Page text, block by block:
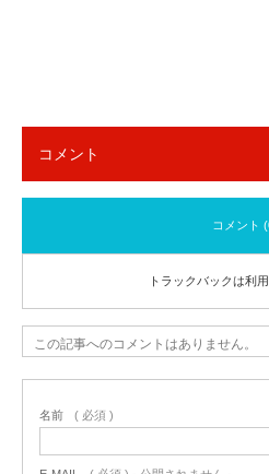
コメント
コメント
トラックバックは利
この記事へのコメントはありません。
名前 ( 必須 )